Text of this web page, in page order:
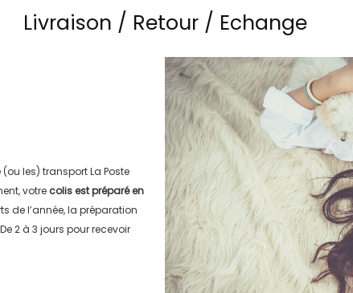
Livraison / Retour / Echange
(ou les) transportLa Poste
votre colis est préparé en
de l’année, la préparation
De 2 à 3 jours pour recevoir